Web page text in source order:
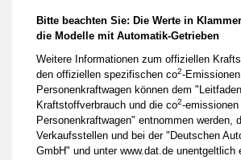
Bitte beachten Sie: Die Werte in
die Modelle mit Automatik-Getrieben
Weitere Informationen zum offiziellen
den offiziellen spezifischen co2-
Personenkraftwagen können dem
Kraftstoffverbrauch und die co2-emissionen
Personenkraftwagen" entnommen werden,
Verkaufsstellen und bei der "Deutschen
GmbH" und unter www.dat.de unentgeltlich